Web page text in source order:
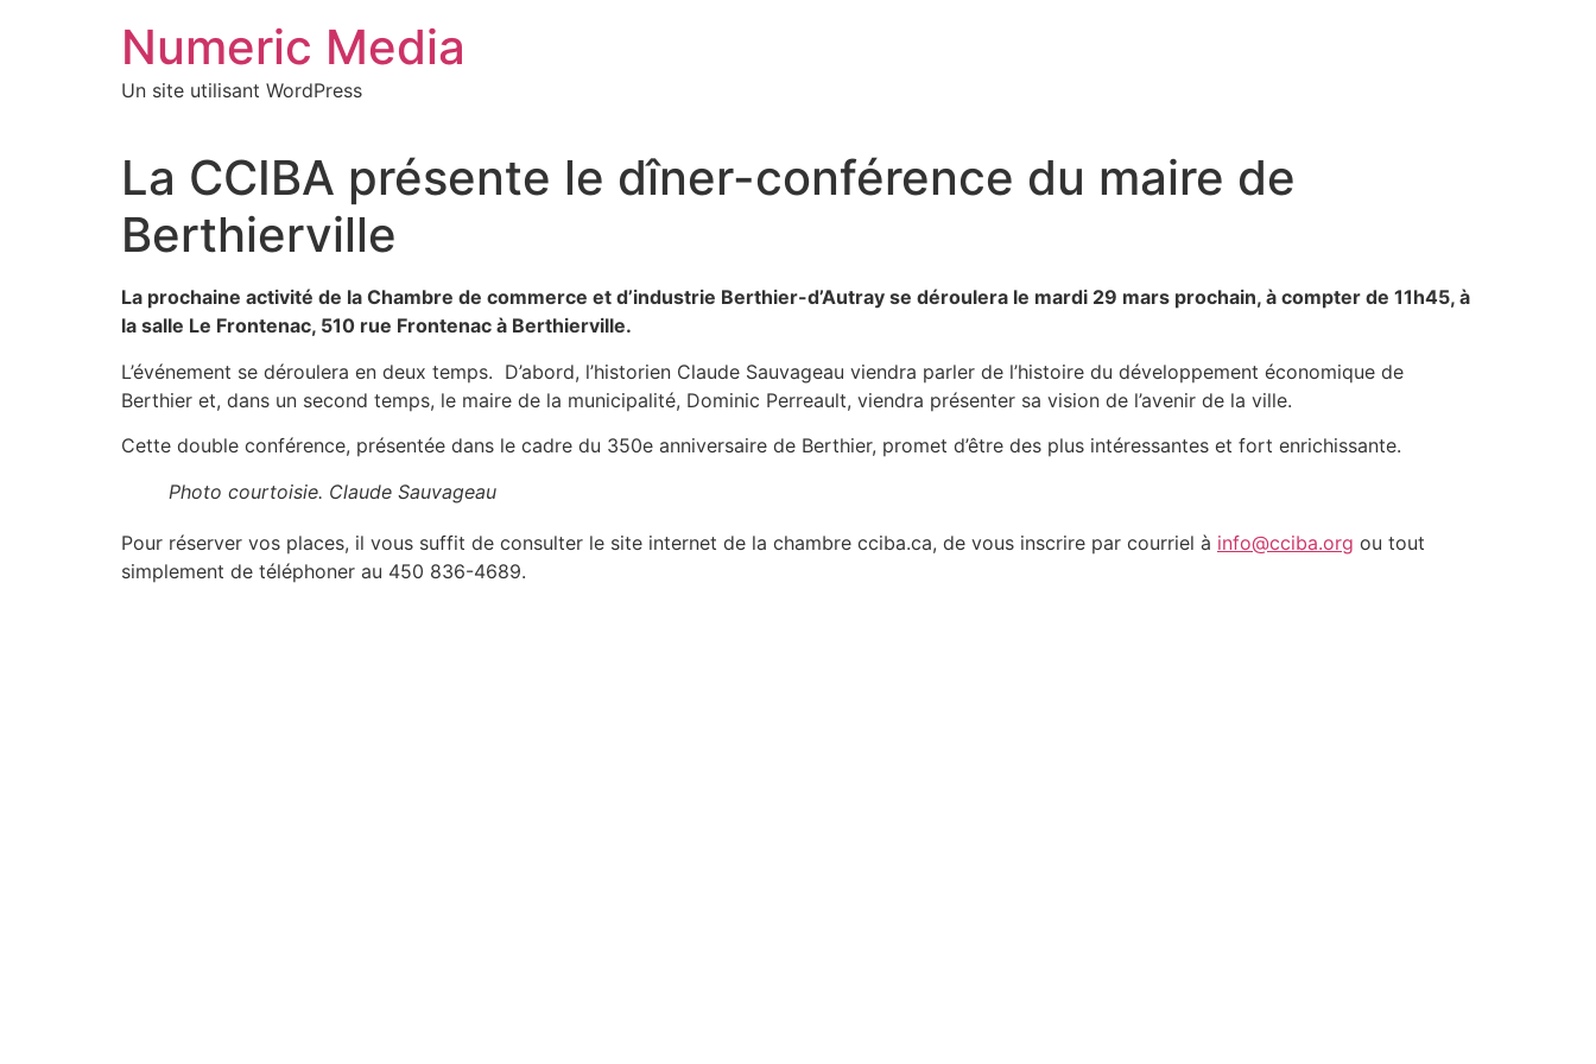
Numeric Media
Un site utilisant WordPress
La CCIBA présente le dîner-conférence du maire de
Berthierville
La prochaine activité de la Chambre de commerce et d’industrie Berthier-d’Autray se déroulera le mardi 29 mars prochain, à compter de 11h45, à
la salle Le Frontenac, 510 rue Frontenac à Berthierville.
L’événement se déroulera en deux temps. D’abord, l’historien Claude Sauvageau viendra parler de l’histoire du développement économique de
Berthier et, dans un second temps, le maire de la municipalité, Dominic Perreault, viendra présenter sa vision de l’avenir de la ville.
Cette double conférence, présentée dans le cadre du 350e anniversaire de Berthier, promet d’être des plus intéressantes et fort enrichissante.
Photo courtoisie. Claude Sauvageau
Pour réserver vos places, il vous suffit de consulter le site internet de la chambre cciba.ca, de vous inscrire par courriel à info@cciba.org ou tout
simplement de téléphoner au 450 836-4689.